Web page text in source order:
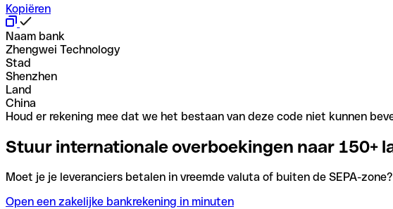
Kopiëren
Naam bank
Zhengwei Technology
Stad
Shenzhen
Land
China
Houd er rekening mee dat we het bestaan van deze code niet kunnen
Stuur internationale overboekingen naar 150+
Moet je je leveranciers betalen in vreemde valuta of buiten de SEPA-
Open een zakelijke bankrekening in minuten